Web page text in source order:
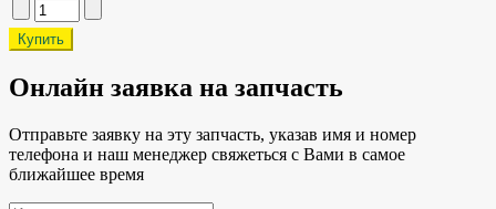
Онлайн заявка на запчасть
Отправьте заявку на эту запчасть, указав имя и номер
телефона и наш менеджер свяжеться с Вами в самое
ближайшее время